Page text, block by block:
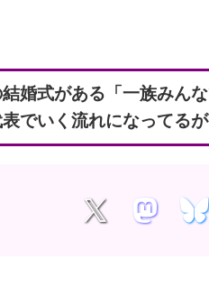
婚式がある「一族みん
でいく流れになってるが